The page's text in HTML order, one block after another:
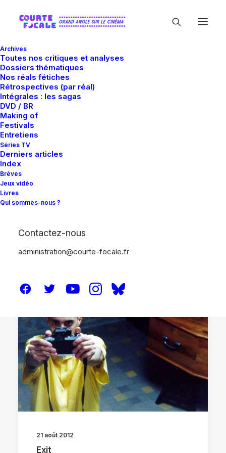
Archives
Toutes nos critiques et analyses
Dossiers thématiques
Nos réals fétiches
Rétrospectives (par réal)
Intégrales : les sagas
DVD / BR
Making of
Festivals
Entretiens
Séries TV
Derniers articles
Index
Brèves
Jeux vidéo
Livres
Qui sommes-nous ?
Contactez-nous
administration@courte-focale.fr
21 août 2012
Exit